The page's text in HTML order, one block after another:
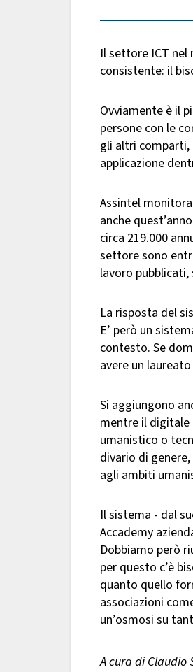
Il settore ICT nel
consistente: il
Ovviamente è il
persone con le
gli altri comparti,
applicazione
Assintel
anche
circa 219.000
settore sono
lavoro
La risposta del
E’ però un
contesto. Se
avere un
Si aggiungono
mentre il digitale
umanistico o
divario di
agli ambiti
Il sistema - dal
Accademy
Dobbiamo però
per questo c’è
quanto quello
associazioni
un’osmosi su
A cura di Claudio